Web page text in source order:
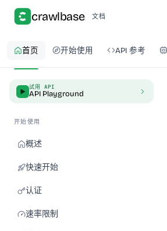
crawlbase 文档
首页 开始使用 API 参考
试用 API
API Playground
开始使用
概述
快速开始
认证
速率限制